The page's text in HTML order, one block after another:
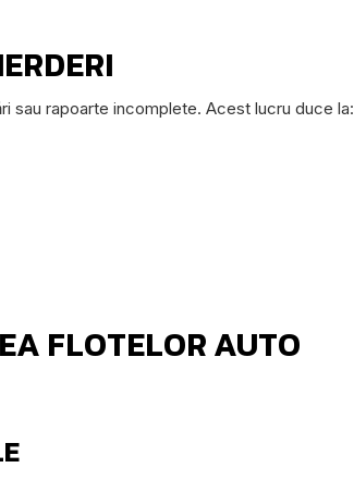
sau rapoarte incomplete. Acest lucru duce la:
FLOTELOR AUTO